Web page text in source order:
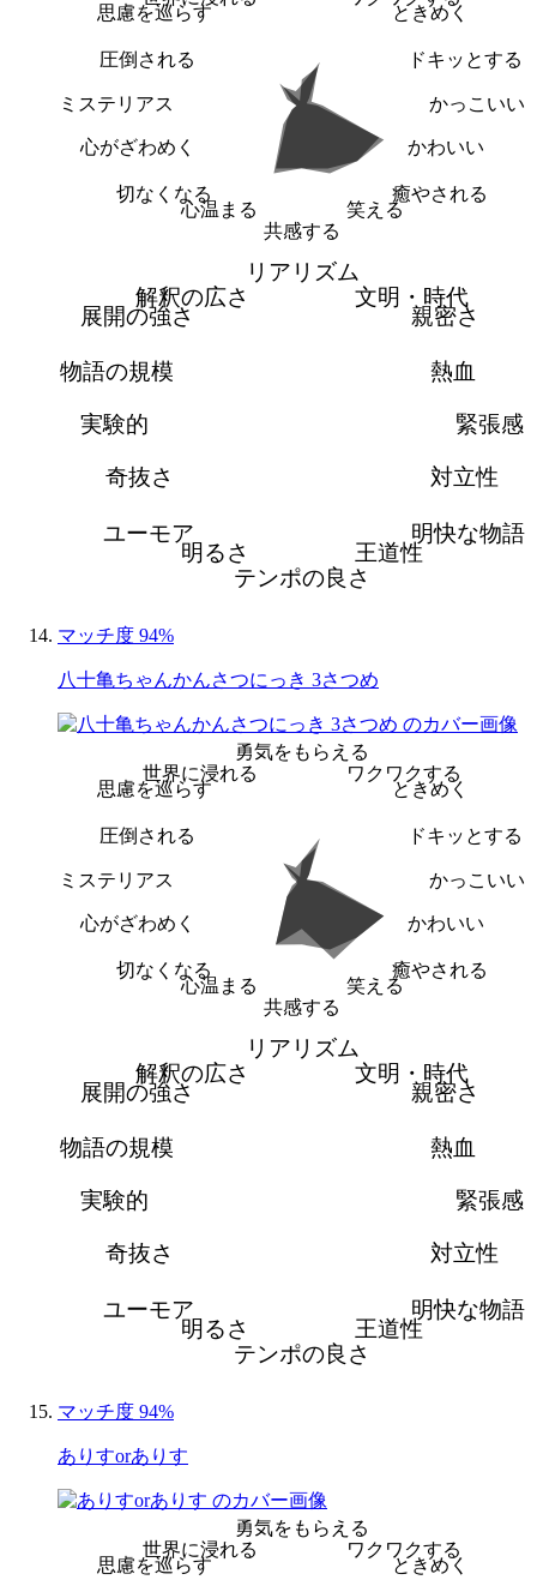
ときめく
ドキッとする
かっこいい
かわいい
癒やされる
笑える
共感する
心温まる
切なくなる
心がざわめく
ミステリアス
圧倒される
思慮を巡らす
リアリズム
文明・時代
親密さ
熱血
緊張感
対立性
明快な物語
王道性
テンポの良さ
明るさ
ユーモア
奇抜さ
実験的
物語の規模
展開の強さ
解釈の広さ
マッチ度 94%
八十亀ちゃんかんさつにっき 3さつめ
勇気をもらえる
ワクワクする
ときめく
ドキッとする
かっこいい
かわいい
癒やされる
笑える
共感する
心温まる
切なくなる
心がざわめく
ミステリアス
圧倒される
思慮を巡らす
世界に浸れる
リアリズム
文明・時代
親密さ
熱血
緊張感
対立性
明快な物語
王道性
テンポの良さ
明るさ
ユーモア
奇抜さ
実験的
物語の規模
展開の強さ
解釈の広さ
マッチ度 94%
ありすorありす
勇気をもらえる
ワクワクする
ときめく
思慮を巡らす
世界に浸れる